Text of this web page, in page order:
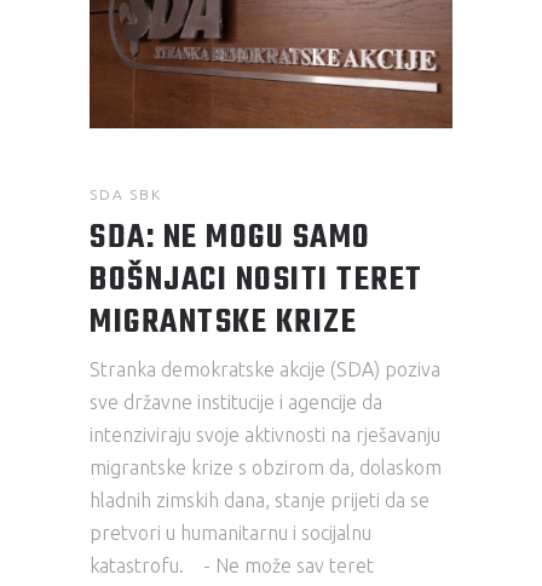
SDA SBK
SDA: NE MOGU SAMO
BOŠNJACI NOSITI TERET
MIGRANTSKE KRIZE
Stranka demokratske akcije (SDA) poziva
sve državne institucije i agencije da
intenziviraju svoje aktivnosti na rješavanju
migrantske krize s obzirom da, dolaskom
hladnih zimskih dana, stanje prijeti da se
pretvori u humanitarnu i socijalnu
katastrofu. - Ne može sav teret